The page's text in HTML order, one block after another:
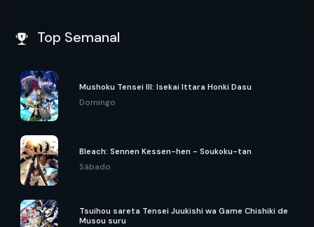
Top Semanal
Mushoku Tensei III: Isekai Ittara Honki Dasu
Domingo
Bleach: Sennen Kessen-hen - Soukoku-tan
Sábado
Tsuihou sareta Tensei Juukishi wa Game Chishiki de
Musou suru